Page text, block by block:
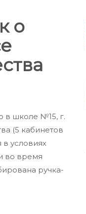
о
в школе №15, г.
(5 кабинетов
условиях
во время
ручка-